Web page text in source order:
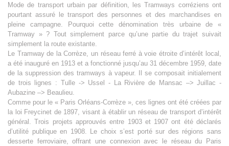
Mode de transport urbain par définition, les Tramways corréziens ont
pourtant assuré le transport des personnes et des marchandises en
pleine campagne. Pourquoi cette dénomination très urbaine de «
Tramway » ? Tout simplement parce qu’une partie du trajet suivait
simplement la route existante.
Le Tramway de la Corrèze, un réseau ferré à voie étroite d’intérêt local,
a été inauguré en 1913 et a fonctionné jusqu’au 31 décembre 1959, date
de la suppression des tramways à vapeur. Il se composait initialement
de trois lignes : Tulle -> Ussel - La Rivière de Mansac –> Juillac -
Aubazine –> Beaulieu.
Comme pour le « Paris Orléans-Corrèze », ces lignes ont été créées par
la loi Freycinet de 1897, visant à établir un réseau de transport d’intérêt
général. Trois projets approuvés entre 1903 et 1907 ont été déclarés
d’utilité publique en 1908. Le choix s’est porté sur des régions sans
desserte ferroviaire, offrant une connexion avec le réseau du Paris